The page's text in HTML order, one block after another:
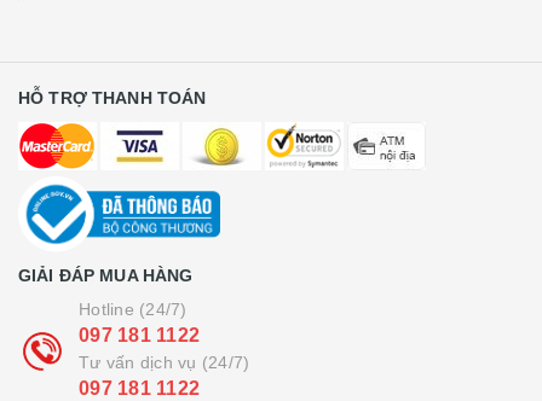
HỖ TRỢ THANH TOÁN
GIẢI ĐÁP MUA HÀNG
Hotline (24/7)
097 181 1122
Tư vấn dịch vụ (24/7)
097 181 1122